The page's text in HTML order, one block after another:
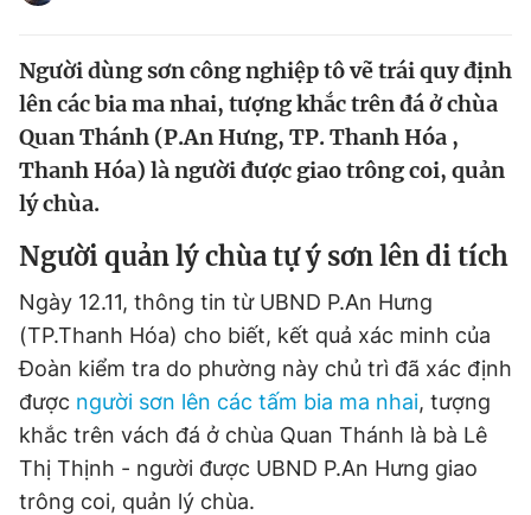
Video Magazine
Sản phẩm khác
Thông tin tòa soạn Liên hệ quảng cáo
Đọc Thanh Niên trên điện thoại
Người dùng sơn công nghiệp tô vẽ trái quy định
lên các bia ma nhai, tượng khắc trên đá ở chùa
Quan Thánh (P.An Hưng, TP. Thanh Hóa ,
Thanh Hóa) là người được giao trông coi, quản
lý chùa.
Người quản lý chùa tự ý sơn lên di tích
Ngày 12.11, thông tin từ UBND P.An Hưng
(TP.Thanh Hóa) cho biết, kết quả xác minh của
Đoàn kiểm tra do phường này chủ trì đã xác định
được người sơn lên các tấm bia ma nhai, tượng
khắc trên vách đá ở chùa Quan Thánh là bà Lê
Thị Thịnh - người được UBND P.An Hưng giao
trông coi, quản lý chùa.